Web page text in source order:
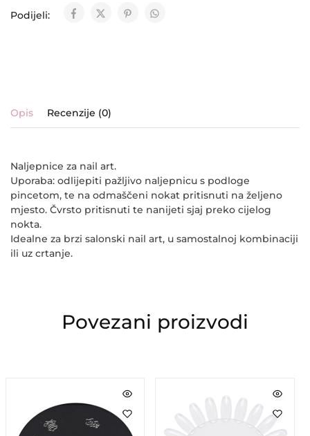
Podijeli:
Opis Recenzije (0)
Naljepnice za nail art.
Uporaba: odlijepiti pažljivo naljepnicu s podloge
pincetom, te na odmaščeni nokat pritisnuti na željeno
mjesto. Čvrsto pritisnuti te nanijeti sjaj preko cijelog
nokta.
Idealne za brzi salonski nail art, u samostalnoj kombinaciji
ili uz crtanje.
Povezani proizvodi